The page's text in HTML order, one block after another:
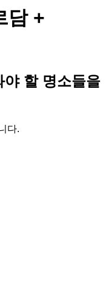
담 +
야 할 명소들을
다.